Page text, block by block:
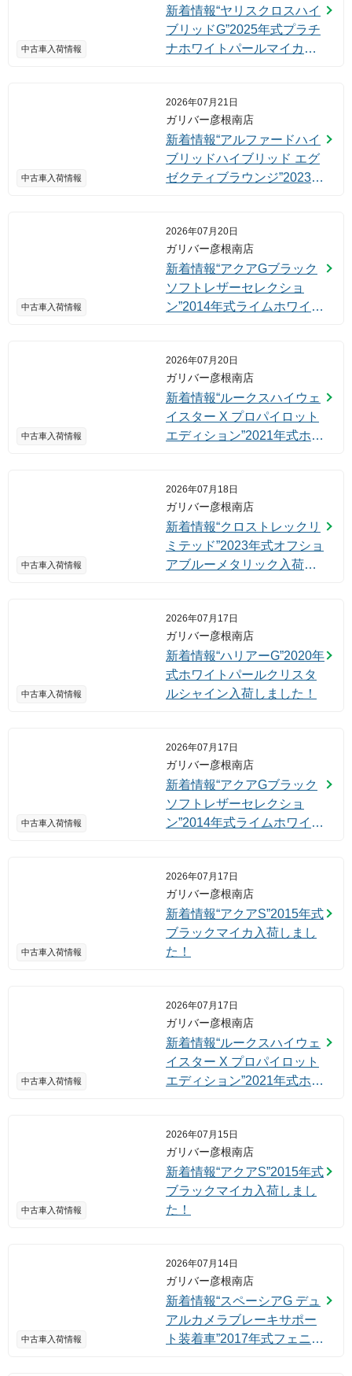
中古車入荷情報
新着情報“ヤリスクロスハイ
ブリッドG”2025年式プラチ
ナホワイトパールマイカ入
中古車入荷情報
2026年07月21日
ガリバー彦根南店
新着情報“アルファードハイ
ブリッドハイブリッド エグ
ゼクティブラウンジ”2023年
中古車入荷情報
2026年07月20日
ガリバー彦根南店
新着情報“アクアGブラック
ソフトレザーセレクショ
ン”2014年式ライムホワイト
中古車入荷情報
2026年07月20日
ガリバー彦根南店
新着情報“ルークスハイウェ
イスター X プロパイロット
エディション”2021年式ホワ
中古車入荷情報
2026年07月18日
ガリバー彦根南店
新着情報“クロストレックリ
ミテッド”2023年式オフショ
アブルーメタリック入荷し
中古車入荷情報
2026年07月17日
ガリバー彦根南店
新着情報“ハリアーG”2020年
式ホワイトパールクリスタ
ルシャイン入荷しました！
中古車入荷情報
2026年07月17日
ガリバー彦根南店
新着情報“アクアGブラック
ソフトレザーセレクショ
ン”2014年式ライムホワイト
中古車入荷情報
2026年07月17日
ガリバー彦根南店
新着情報“アクアS”2015年式
ブラックマイカ入荷しまし
た！
中古車入荷情報
2026年07月17日
ガリバー彦根南店
新着情報“ルークスハイウェ
イスター X プロパイロット
エディション”2021年式ホワ
中古車入荷情報
2026年07月15日
ガリバー彦根南店
新着情報“アクアS”2015年式
ブラックマイカ入荷しまし
た！
中古車入荷情報
2026年07月14日
ガリバー彦根南店
新着情報“スペーシアG デュ
アルカメラブレーキサポー
ト装着車”2017年式フェニッ